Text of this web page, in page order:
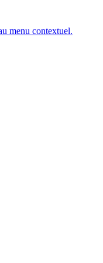
menu contextuel.